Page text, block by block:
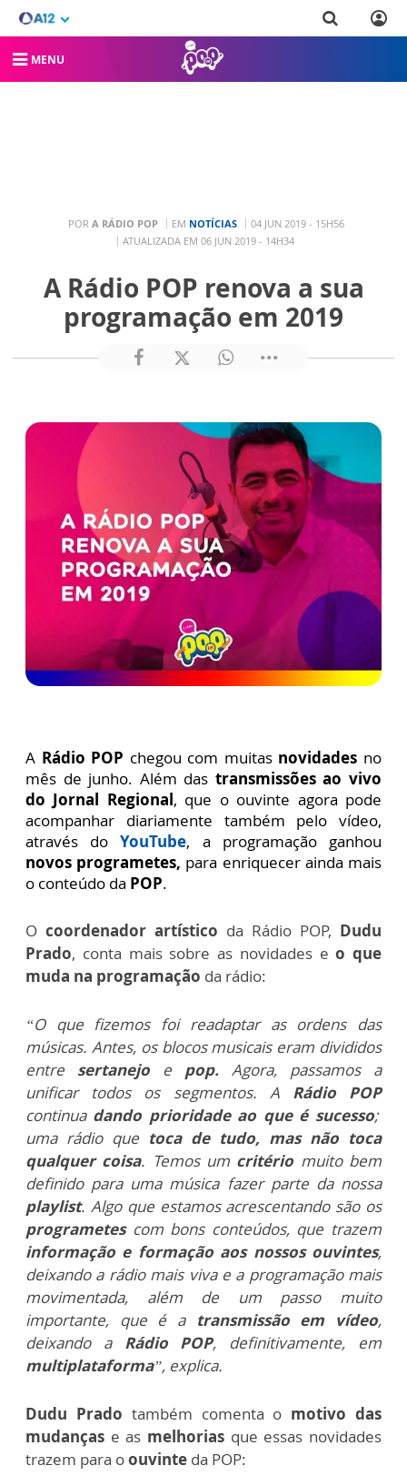
MENU
POR A RÁDIO POP EM NOTÍCIAS
04 JUN 2019 - 15H56
ATUALIZADA EM 06 JUN 2019 - 14H34
A Rádio POP renova a sua
programação em 2019
A Rádio POP chegou com muitas novidades no
mês de junho. Além das transmissões ao vivo
do Jornal Regional, que o ouvinte agora pode
acompanhar diariamente também pelo vídeo,
através do YouTube, a programação ganhou
novos programetes, para enriquecer ainda mais
o conteúdo da POP.
O coordenador artístico da Rádio POP, Dudu
Prado, conta mais sobre as novidades eo que
muda na programação da rádio:
“O que fizemos foi readaptar as ordens das
músicas. Antes, os blocos musicais eram divididos
entre sertanejo e pop. Agora, passamos a
unificar todos os segmentos. A Rádio POP
continua dando prioridade ao que é sucesso;
uma rádio que toca de tudo, mas não toca
qualquer coisa. Temos um critério muito bem
definido para uma música fazer parte da nossa
playlist. Algo que estamos acrescentando são os
programetescom bons conteúdos, que trazem
informação e formação aos nossos ouvintes,
deixando a rádio mais viva e a programação mais
movimentada, além de um passo muito
importante, que é a transmissão em vídeo,
deixando a Rádio POP, definitivamente, em
multiplataforma”, explica.
Dudu Prado também comenta o motivo das
mudanças e as melhorias que essas novidades
trazem para oouvinte da POP: